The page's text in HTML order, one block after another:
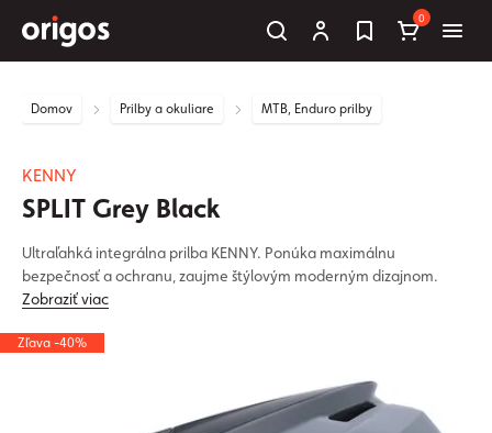
0
Domov Prilby a okuliare MTB, Enduro prilby
KENNY
SPLIT Grey Black
Ultraľahká integrálna prilba KENNY. Ponúka maximálnu
bezpečnosť a ochranu, zaujme štýlovým moderným dizajnom.
Zobraziť viac
Zľava -40%